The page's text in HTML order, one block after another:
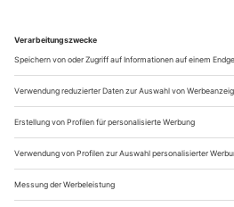
in Kraft.
Aus steuerlichen Gründen
außerhalb Deutschlands (Endpreis vor
ersichtlich)